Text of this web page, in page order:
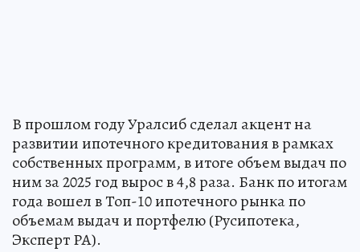
В прошлом году Уралсиб сделал акцент на
развитии ипотечного кредитования в рамках
собственных программ, в итоге объем выдач по
ним за 2025 год вырос в 4,8 раза. Банк по итогам
года вошел в Топ-10 ипотечного рынка по
объемам выдач и портфелю (Русипотека,
Эксперт РА).